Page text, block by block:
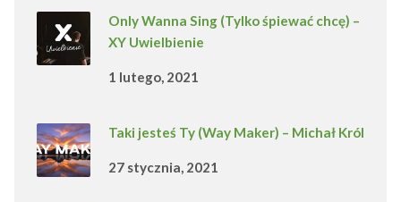
Only Wanna Sing (Tylko śpiewać chcę) –
XY Uwielbienie
1 lutego, 2021
Taki jesteś Ty (Way Maker) – Michał Król
27 stycznia, 2021